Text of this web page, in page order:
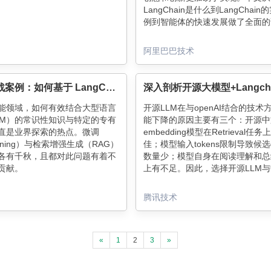
LangChain是什么到LangChain的
例到智能体的快速发展做了全面
阿里巴巴技术
RAG实战案例：如何基于 LangChain 实现智能检索生成系统
领域，如何有效结合大型语言
）的常识性知识与特定的专有
是业界探索的热点。微调
）与检索增强生成（RAG）
有千秋，且都对此问题有着不
献。
开源LLM在与openAI结合的技术
能下降的原因主要有三个：开源
embedding模型在Retrieval任务
佳；模型输入tokens限制导致候
数量少；模型自身在阅读理解和
上有不足。因此，选择开源LLM
的langchain+openAI技术框架，
降很多。
腾讯技术
« 1 2 3 »